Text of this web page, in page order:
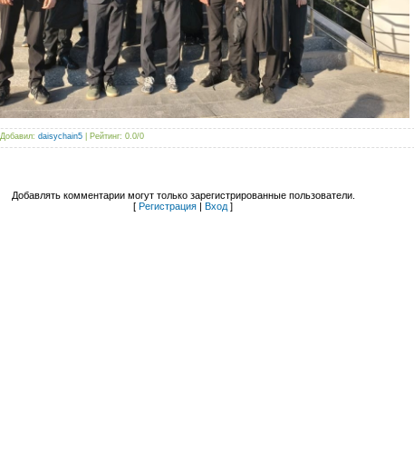
Добавил: daisychain5 Рейтинг: 0.0/0
Добавлять комментарии могут только зарегистрированные пользователи.
[ Регистрация | Вход ]